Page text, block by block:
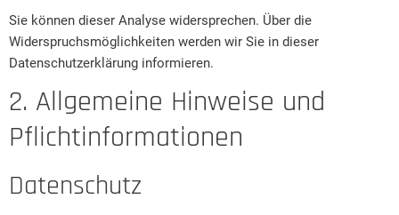
Sie können dieser Analyse widersprechen. Über die
Widerspruchsmöglichkeiten werden wir Sie in dieser
Datenschutzerklärung informieren.
2. Allgemeine Hinweise und
Pflichtinformationen
Datenschutz